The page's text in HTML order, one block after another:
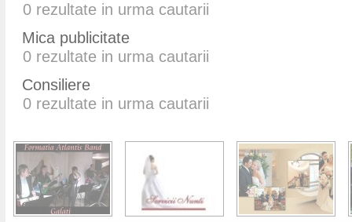
0 rezultate in urma cautarii
Mica publicitate
0 rezultate in urma cautarii
Consiliere
0 rezultate in urma cautarii